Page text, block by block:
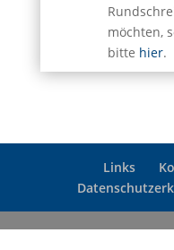
möchten,
bitte hier.
Links